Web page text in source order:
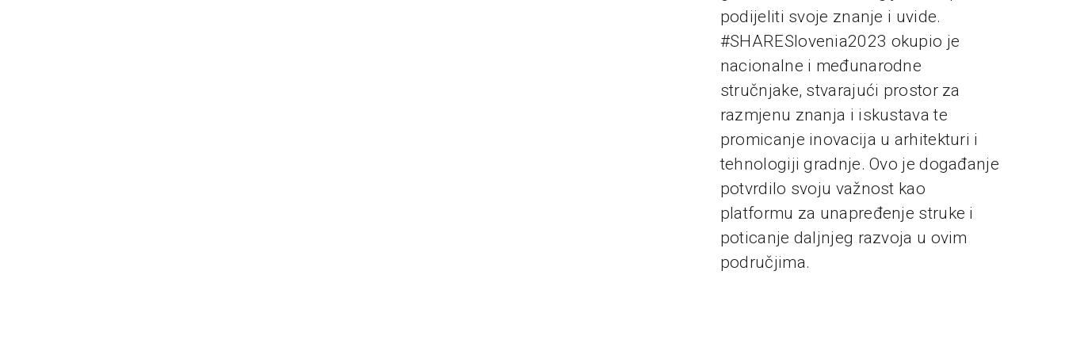
podijeliti svoje znanje i uvide.
#SHARESlovenia2023 okupio je
nacionalne i međunarodne
stručnjake, stvarajući prostor za
razmjenu znanja i iskustava te
promicanje inovacija u arhitekturi i
tehnologiji gradnje. Ovo je događanje
potvrdilo svoju važnost kao
platformu za unapređenje struke i
poticanje daljnjeg razvoja u ovim
područjima.